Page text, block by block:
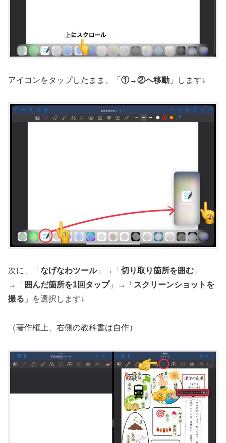
アイコンをタップしたまま、「 ①→②へ移動 」します↓
次に、「 なげなわツール」→「 切り取り箇所を囲む 」
→「 囲んだ箇所を1回タップ」→「 スクリーンショットを
撮る 」を選択します↓
（著作権上、右側の教科書は自作）